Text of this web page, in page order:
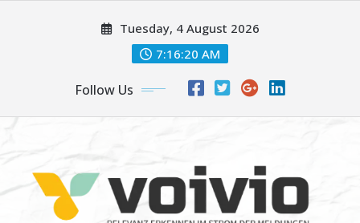
Tuesday, 4 August 2026
7:16:20 AM
Follow Us